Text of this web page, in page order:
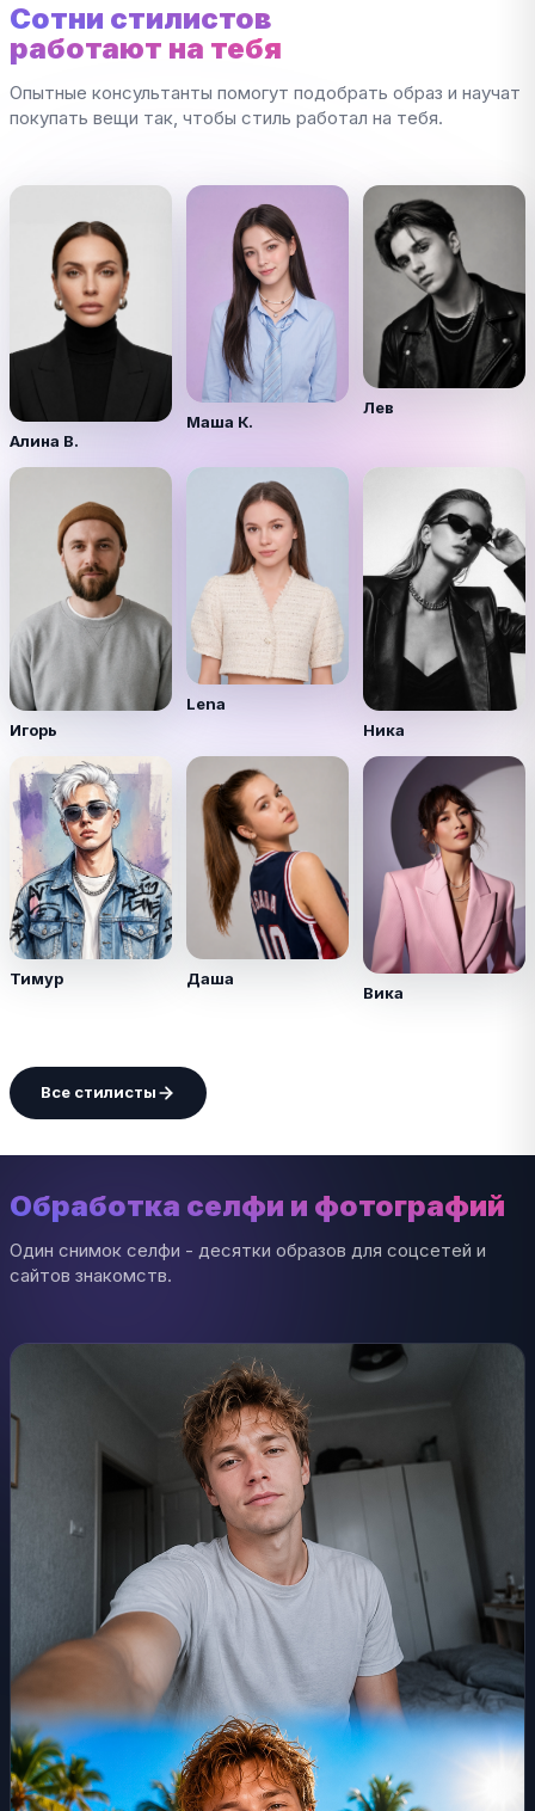
Сотни стилистов
работают на тебя
Опытные консультанты помогут подобрать образ и научат
покупать вещи так, чтобы стиль работал на тебя.
Алина В.
Маша К.
Лев
Игорь
Lena
Ника
Тимур Даша
Вика
Все стилисты
Обработка селфи и фотографий
Один снимок селфи - десятки образов для соцсетей и
сайтов знакомств.